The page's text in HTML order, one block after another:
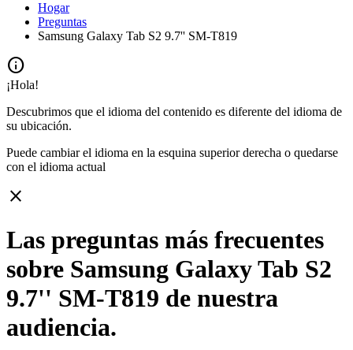
Hogar
Preguntas
Samsung Galaxy Tab S2 9.7'' SM-T819
info
¡Hola!
Descubrimos que el idioma del contenido es diferente del idioma de
su ubicación.
Puede cambiar el idioma en la esquina superior derecha o quedarse
con el idioma actual
close
Las preguntas más frecuentes
sobre Samsung Galaxy Tab S2
9.7'' SM-T819 de nuestra
audiencia.